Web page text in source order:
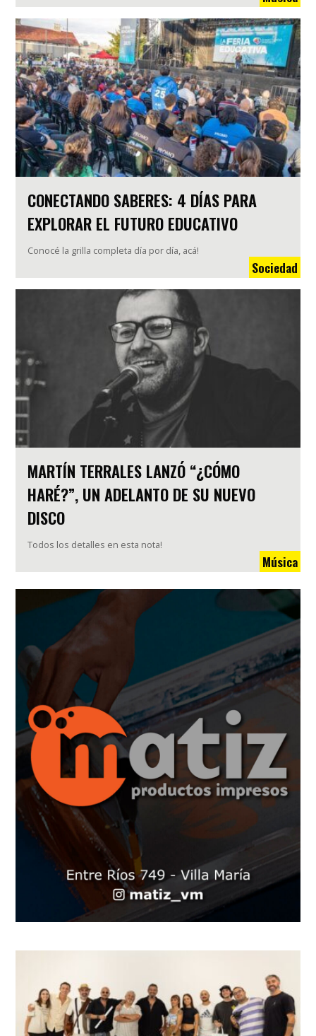
CONECTANDO SABERES: 4 DÍAS PARA
EXPLORAR EL FUTURO EDUCATIVO
Conocé la grilla completa día por día, acá!
Sociedad
MARTÍN TERRALES LANZÓ “¿CÓMO
HARÉ?”, UN ADELANTO DE SU NUEVO
DISCO
Todos los detalles en esta nota!
Música